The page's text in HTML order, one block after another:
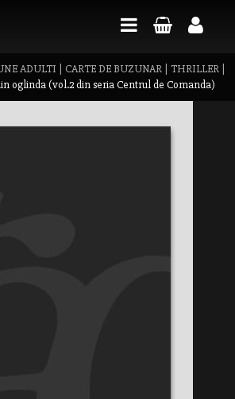
ADULTI CARTE DE BUZUNAR| THRILLER|
oglinda (vol.2 din seria Centrul de Comanda)